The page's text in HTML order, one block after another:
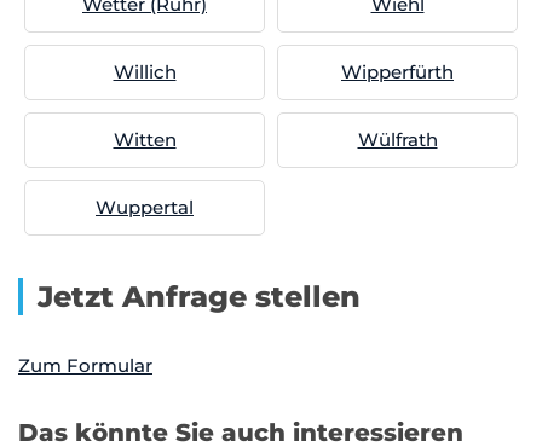
Willich Wipperfürth
Witten Wülfrath
Wuppertal
Jetzt Anfrage stellen
Zum Formular
Das könnte Sie auch interessieren